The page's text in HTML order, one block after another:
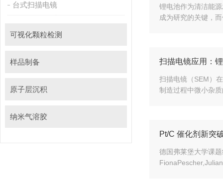
台式扫描电镜
可视化颗粒检测
样品制备
原子层沉积
纳米气溶胶
锂电池作为清洁能源
成为研究的关键
扫描电镜应用
扫描电镜（SEM）在
制造过程中微小杂质
Pt/C 催化剂新突
德国弗莱堡大学课